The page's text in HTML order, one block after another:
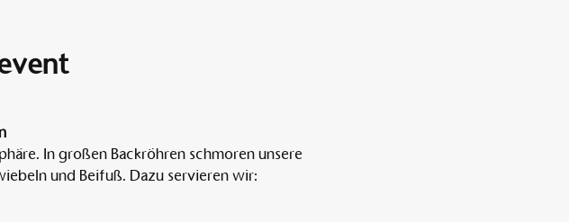
In großen Backröhren schmoren unsere
und Beifuß. Dazu servieren wir: